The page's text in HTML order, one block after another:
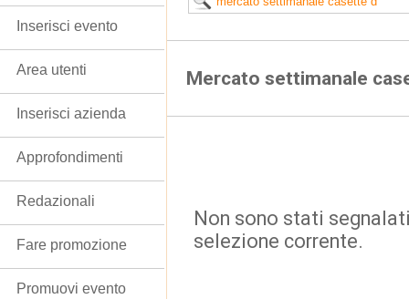
Mercato settimanale
Non sono stati
selezione corrente.
Inserisci evento
Area utenti
Inserisci azienda
Approfondimenti
Redazionali
Fare promozione
Promuovi evento